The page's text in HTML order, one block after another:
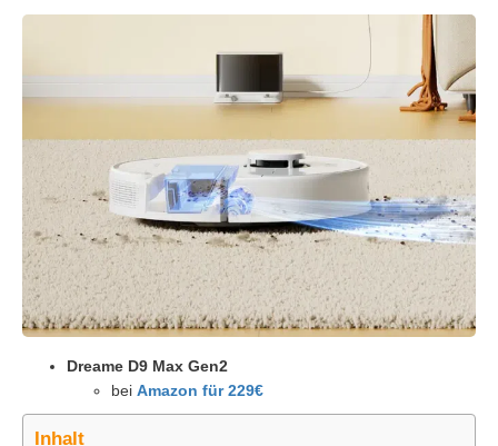
Dreame D9 Max Gen2
bei Amazon für 229€
Inhalt